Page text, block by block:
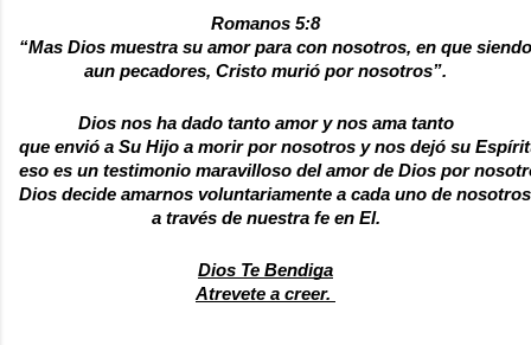
Romanos 5:8
“Mas Dios muestra su amor para con nosotros, en que siendo
aun pecadores, Cristo murió por nosotros”.
Dios nos ha dado tanto amor y nos ama tanto
que envió a Su Hijo a morir por nosotros y nos dejó su
eso es un testimonio maravilloso del amor de Dios por
Dios decide amarnos voluntariamente a cada uno de
a través de nuestra fe en El.
Dios Te Bendiga
Atrevete a creer.